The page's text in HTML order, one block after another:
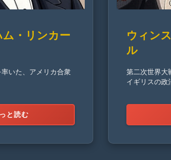
・リンカー
いた、アメリカ合衆
と読む
ウィン
ル
第二次世界大
イギリスの政